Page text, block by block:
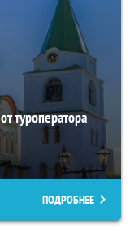
туроператора
ПОДРОБНЕЕ